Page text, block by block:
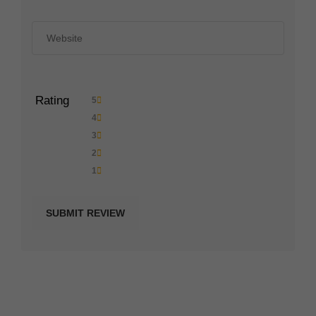
Rating
5
4
3
2
1